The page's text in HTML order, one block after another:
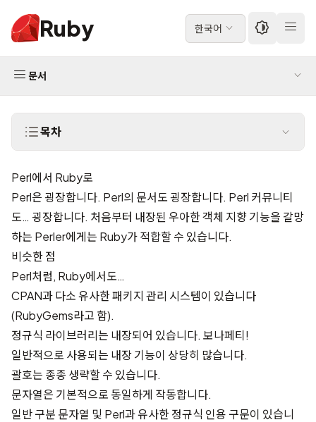
Ruby 한국어
문서
목차
Perl에서 Ruby로
Perl은 굉장합니다. Perl의 문서도 굉장합니다. Perl 커뮤니티
도… 굉장합니다. 처음부터 내장된 우아한 객체 지향 기능을 갈망
하는 Perler에게는 Ruby가 적합할 수 있습니다.
비슷한 점
Perl처럼, Ruby에서도…
CPAN과 다소 유사한 패키지 관리 시스템이 있습니다
(RubyGems라고 함).
정규식 라이브러리는 내장되어 있습니다. 보나페티!
일반적으로 사용되는 내장 기능이 상당히 많습니다.
괄호는 종종 생략할 수 있습니다.
문자열은 기본적으로 동일하게 작동합니다.
일반 구분 문자열 및 Perl과 유사한 정규식 인용 구문이 있습니